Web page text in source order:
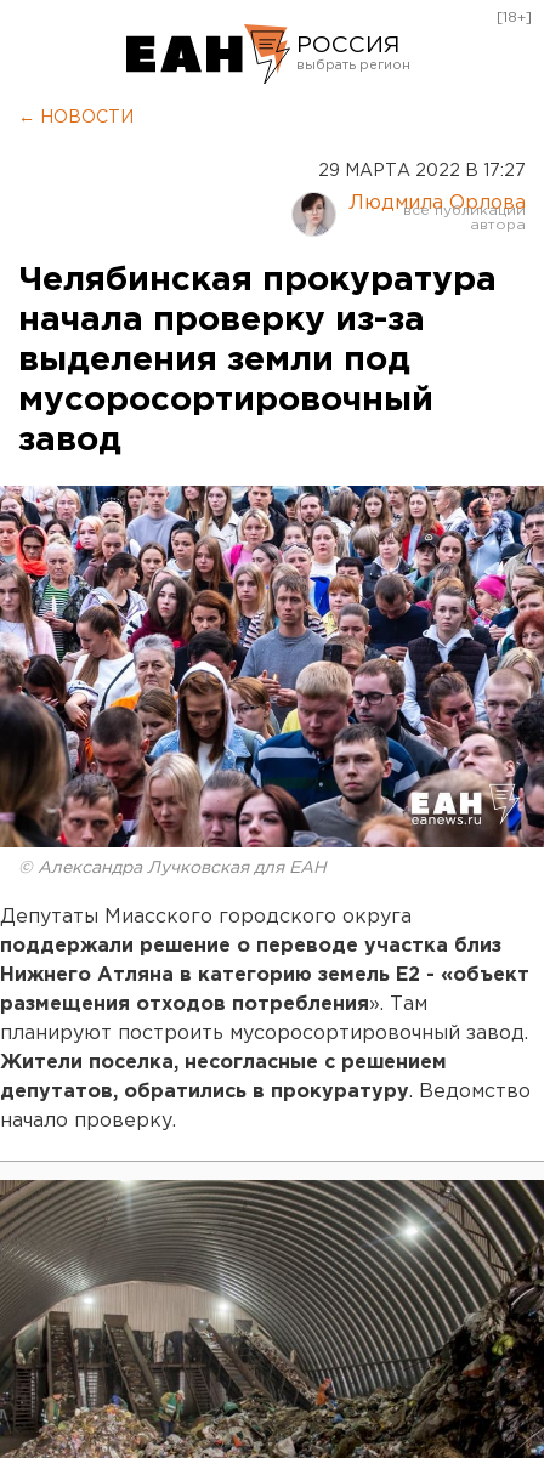
РОССИЯ
Курган
Оренбург
[18+]
← НОВОСТИ
29 МАРТА 2022 В 17:27
Людмила Орлова
Челябинская прокуратура
начала проверку из-за
выделения земли под
мусоросортировочный
завод
© Александра Лучковская для ЕАН
Депутаты Миасского городского округа
поддержали решение о переводе участка близ
Нижнего Атляна в категорию земель Е2 - «объект
размещения отходов потребления». Там
планируют построить мусоросортировочный завод.
Жители поселка, несогласные с решением
депутатов, обратились в прокуратуру. Ведомство
начало проверку.